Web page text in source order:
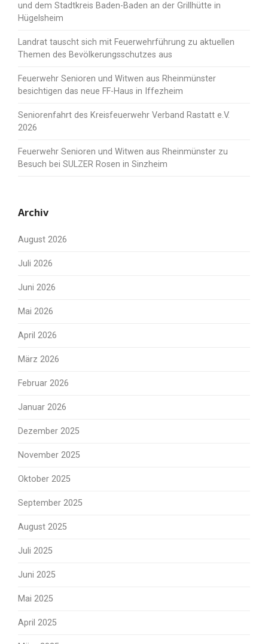
und dem Stadtkreis Baden-Baden an der Grillhütte in
Hügelsheim
Landrat tauscht sich mit Feuerwehrführung zu aktuellen
Themen des Bevölkerungsschutzes aus
Feuerwehr Senioren und Witwen aus Rheinmünster
besichtigen das neue FF-Haus in Iffezheim
Seniorenfahrt des Kreisfeuerwehr Verband Rastatt e.V.
2026
Feuerwehr Senioren und Witwen aus Rheinmünster zu
Besuch bei SULZER Rosen in Sinzheim
Archiv
August 2026
Juli 2026
Juni 2026
Mai 2026
April 2026
März 2026
Februar 2026
Januar 2026
Dezember 2025
November 2025
Oktober 2025
September 2025
August 2025
Juli 2025
Juni 2025
Mai 2025
April 2025